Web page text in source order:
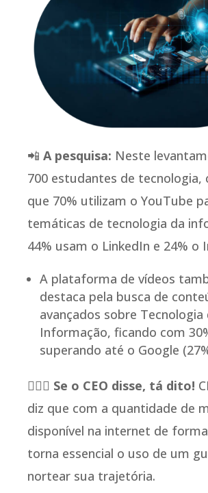
📲 A pesquisa: Neste
700 estudantes de tecnologia,
que 70% utilizam o YouTube
temáticas de tecnologia da
44% usam o LinkedIn e 24% o
A plataforma de vídeos
destaca pela busca de
avançados sobre Tecnologia
Informação, ficando com
superando até o Google
🧑🏽‍⚕️ Se o CEO disse, tá dito!
diz que com a quantidade de
disponível na internet de
torna essencial o uso de um
nortear sua trajetória.